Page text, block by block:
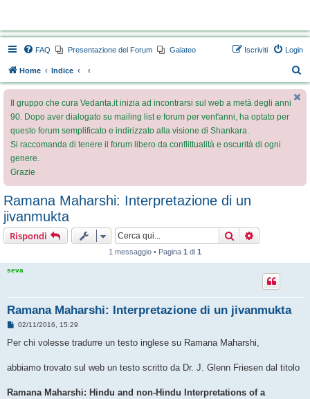
FAQ Presentazione del Forum Galateo Login
Iscriviti
Home Indice
e
Il gruppo che cura Vedanta.it inizia ad incontrarsi sul web a metà degli anni
90. Dopo aver dialogato su mailing list e forum per vent'anni, ha optato per
questo forum semplificato e indirizzato alla visione di Shankara.
Si raccomanda di tenere il forum libero da conflittualità e oscurità di ogni
genere.
Grazie
Ramana Maharshi: Interpretazione di un
jivanmukta
Rispondi Cerca
1 messaggio • Pagina 1 di 1
seva
Ramana Maharshi: Interpretazione di un jivanmukta
M
s
g
o
02/11/2016, 15:29
Per chi volesse tradurre un testo inglese su Ramana Maharshi,
abbiamo trovato sul web un testo scritto da Dr. J. Glenn Friesen dal titolo
Ramana Maharshi: Hindu and non-Hindu Interpretations of a